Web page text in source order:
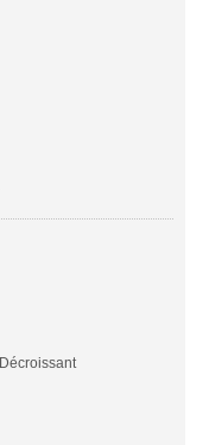
Décroissant